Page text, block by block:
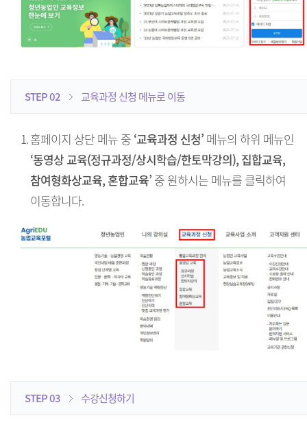
STEP 02 교육과정 신청 메뉴로 이동
1.홈페이지 상단 메뉴 중 ‘교육과정 신청’ 메뉴의 하위 메뉴인
‘동영상 교육(정규과정/상시학습/한토막강의), 집합교육,
참여형화상교육, 혼합교육’ 중 원하시는 메뉴를 클릭하여
이동합니다.
STEP 03 수강신청하기